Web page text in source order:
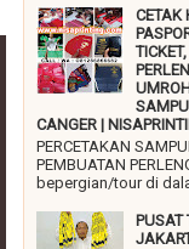
CETAK
CANGER |
PERCETAKAN
PEMBUATAN
bepergian/tour di
PUSAT